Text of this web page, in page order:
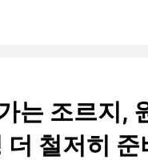
는 조르지,
더 철저히 준